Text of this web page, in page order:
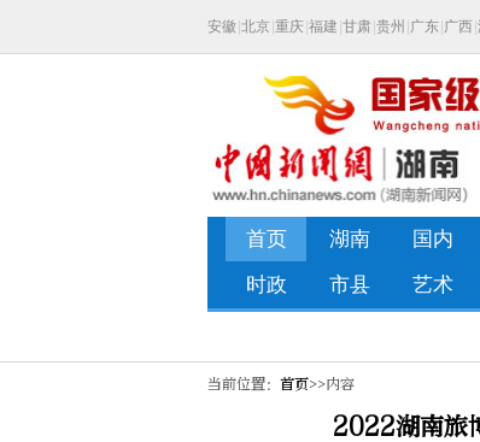
当前位置： 首页>>内容
2022湖南旅